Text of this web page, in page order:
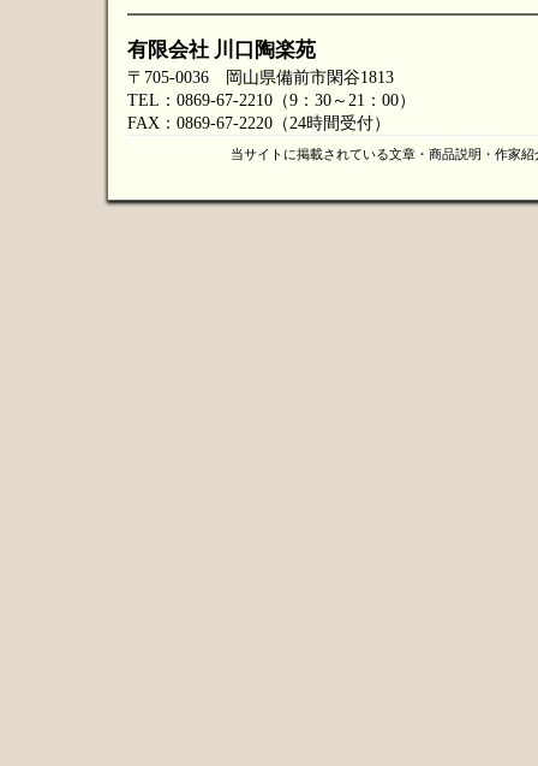
有限会社 川口陶楽苑
〒705-0036 岡山県備前市閑谷1813
TEL：0869-67-2210（9：30～21：00）
FAX：0869-67-2220（24時間受付）
当サイトに掲載されている文章・商品説明・作家